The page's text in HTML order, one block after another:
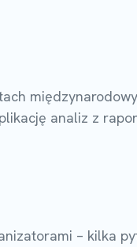
analiz z
– kilka